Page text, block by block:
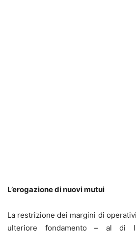
L’erogazione di nuovi mutui
La restrizione dei margini di
ulteriore fondamento – al di